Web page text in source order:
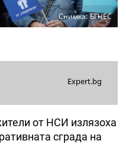
Снимка: БГНЕС
Expert.bg
от НСИ излязоха
сграда на